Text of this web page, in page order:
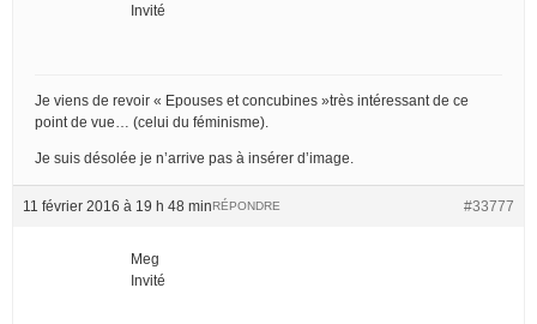
Invité
Je viens de revoir « Epouses et concubines »très intéressant de ce
point de vue… (celui du féminisme).
Je suis désolée je n’arrive pas à insérer d’image.
11 février 2016 à 19 h 48 min #33777
RÉPONDRE
Meg
Invité